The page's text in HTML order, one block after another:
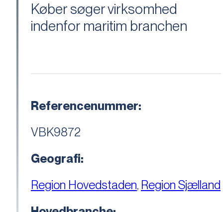
Køber søger virksomhed
indenfor maritim branchen
Referencenummer:
VBK9872
Geografi:
Region Hovedstaden, Region Sjælland